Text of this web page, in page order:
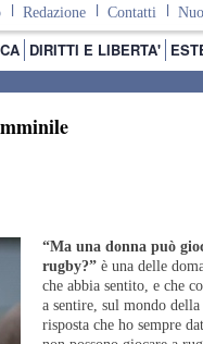
Redazione Contatti
DIRITTI E LIBERTA'
“Ma una donna può
rugby?” è una delle
che abbia sentito, e che
a sentire, sul mondo
risposta che ho sempre